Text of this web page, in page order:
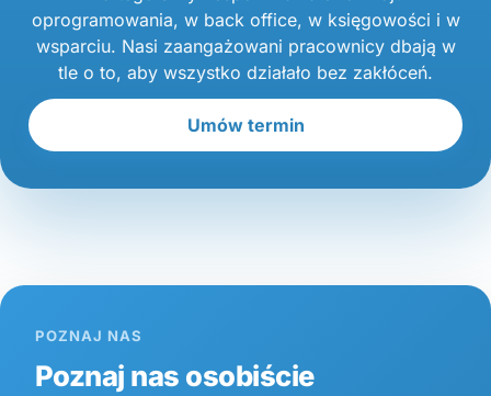
oprogramowania, w back office, w księgowości i w
wsparciu. Nasi zaangażowani pracownicy dbają w
tle o to, aby wszystko działało bez zakłóceń.
Umów termin
POZNAJ NAS
Poznaj nas osobiście